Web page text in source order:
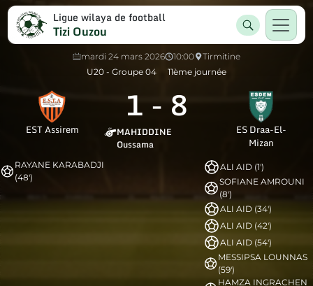
Ligue wilaya de football
Tizi Ouzou
mardi 24 mars 2026 10:00
Tirmitine
U20 - Groupe 04
11ème journée
EST Assirem
1 - 8
MAHIDDINE
Oussama
ES Draa-El-
Mizan
RAYANE KARABADJI
(48')
ALI AID (1')
SOFIANE AMROUNI
(8')
ALI AID (34')
ALI AID (42')
ALI AID (54')
MESSIPSA LOUNNAS
(59')
HAMZA INGRACHEN